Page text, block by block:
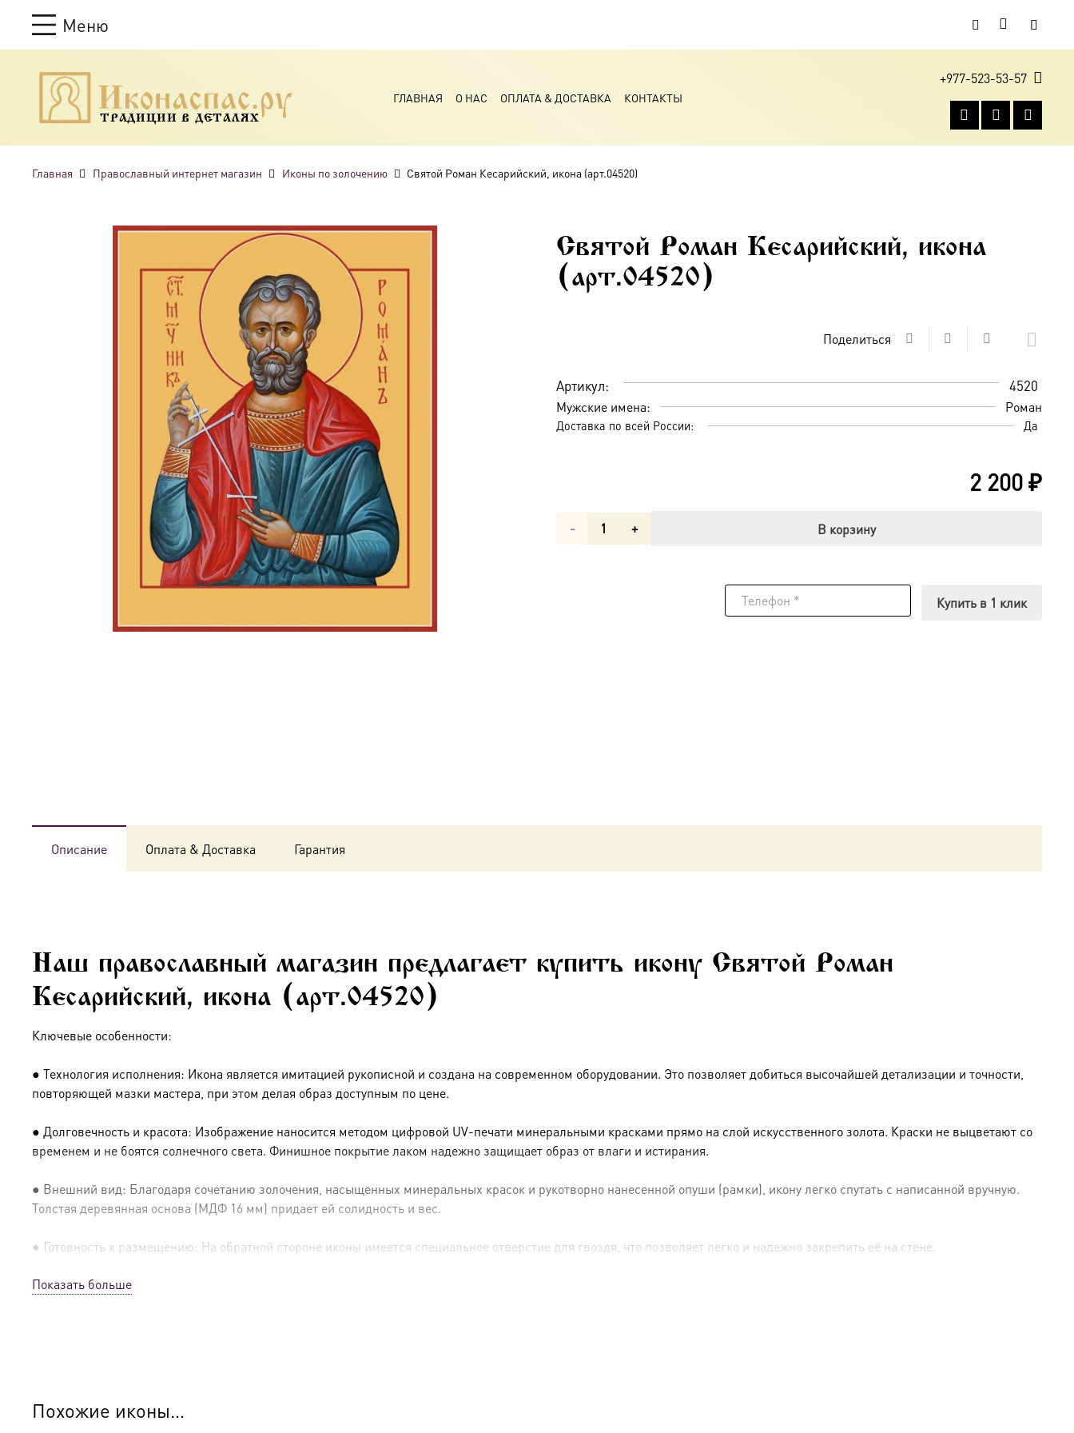
Меню
ТРАДИЦИИ В ДЕТАЛЯХ
ГЛАВНАЯ О НАС ОПЛАТА & ДОСТАВКА КОНТАКТЫ
+977-523-53-57
Главная Православный интернет магазин Иконы по золочению Святой Роман Кесарийский, икона (арт.04520)
Святой Роман Кесарийский, икона
(арт.04520)
Поделиться
Артикул: 4520
Мужские имена: Роман
Доставка по всей России: Да
2 200₽
Количество
В корзину
Купить в 1 клик
Описание Оплата & Доставка Гарантия
Наш православный магазин предлагает купить икону Святой Роман
Кесарийский, икона (арт.04520)
Ключевые особенности:
● Технология исполнения: Икона является имитацией рукописной и создана на современном оборудовании. Это позволяет добиться высочайшей детализации и точности,
повторяющей мазки мастера, при этом делая образ доступным по цене.
● Долговечность и красота: Изображение наносится методом цифровой UV-печати минеральными красками прямо на слой искусственного золота. Краски не выцветают со
временем и не боятся солнечного света. Финишное покрытие лаком надежно защищает образ от влаги и истирания.
● Внешний вид: Благодаря сочетанию золочения, насыщенных минеральных красок и рукотворно нанесенной опуши (рамки), икону легко спутать с написанной вручную.
Толстая деревянная основа (МДФ 16 мм) придает ей солидность и вес.
● Готовность к размещению: На обратной стороне иконы имеется специальное отверстие для гвоздя, что позволяет легко и надежно закрепить её на стене.
● Освящение: Производство освящено
Показать больше
Похожие иконы…